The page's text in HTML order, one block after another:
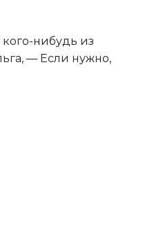
нибудь из
— Если нужно,